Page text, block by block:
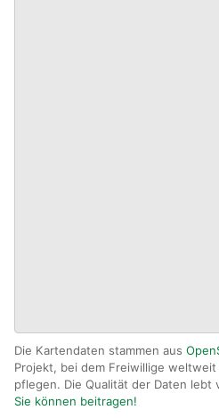
Die Kartendaten stammen aus
Projekt, bei dem Freiwillige
pflegen. Die Qualität der Daten lebt
Sie können beitragen!